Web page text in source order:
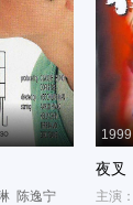
陈逸宁
1999
夜叉
主演：